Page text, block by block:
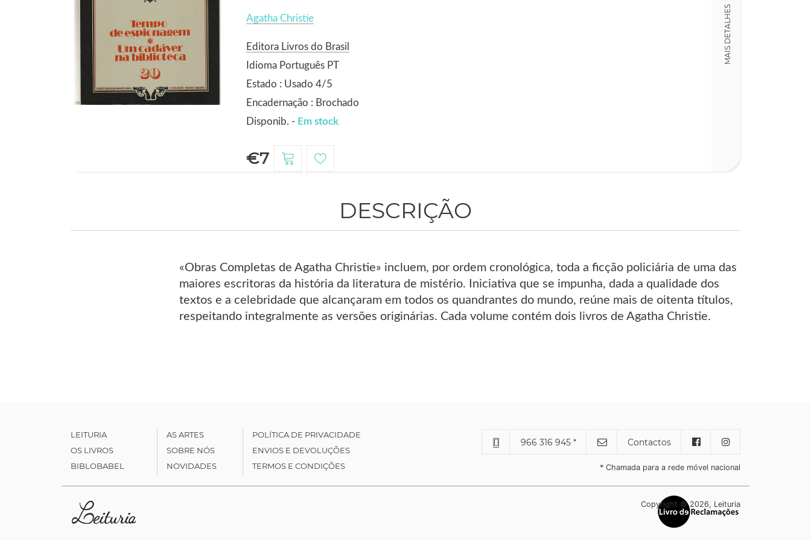
Agatha Christie
Editora Livros do Brasil
Idioma Português PT
Estado : Usado 4/5
Encadernação : Brochado
Disponib. - Em stock
€7
MAIS DETALHES
DESCRIÇÃO
«Obras Completas de Agatha Christie» incluem, por ordem cronológica, toda a ficção policiária de uma das
maiores escritoras da história da literatura de mistério. Iniciativa que se impunha, dada a qualidade dos
textos e a celebridade que alcançaram em todos os quandrantes do mundo, reúne mais de oitenta títulos,
respeitando integralmente as versões originárias. Cada volume contém dois livros de Agatha Christie.
LEITURIA
OS LIVROS
BIBLOBABEL
AS ARTES
SOBRE NÓS
NOVIDADES
POLÍTICA DE PRIVACIDADE
ENVIOS E DEVOLUÇÕES
TERMOS E CONDIÇÕES
966 316 945 * Contactos
* Chamada para a rede móvel nacional
Copyright © 2026, Leituria